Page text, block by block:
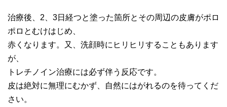
治療後、2、3日経つと塗った箇所とその周辺の皮膚がポロ
ポロとむけはじめ、
赤くなります。又、洗顔時にヒリヒリすることもあります
が、
トレチノイン治療には必ず伴う反応です。
皮は絶対に無理にむかず、自然にはがれるのを待ってくだ
さい。